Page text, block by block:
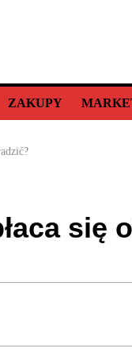
ZAKUPY
się